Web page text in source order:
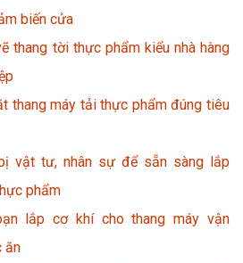
biến cửa
thang tời thực phẩm kiểu nhà hàng
thang máy tải thực phẩm đúng tiêu
vật tư, nhân sự để sẵn sàng lắp
phẩm
lắp cơ khí cho thang máy vận
ăn